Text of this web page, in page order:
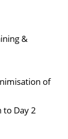
&
of
Day 2